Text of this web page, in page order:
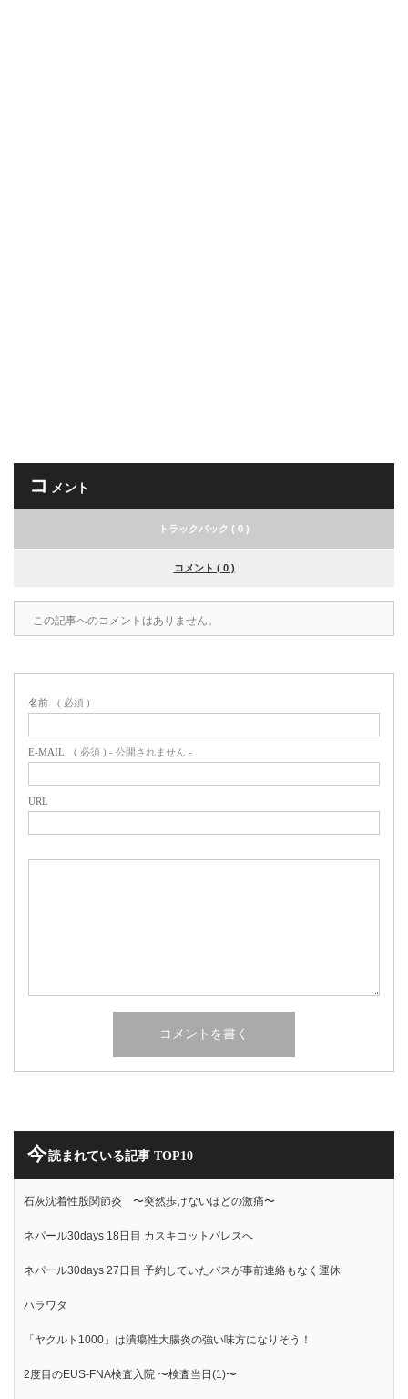
コ メント
トラックバック ( 0 )
コメント ( 0 )
この記事へのコメントはありません。
名前 ( 必須 )
E-MAIL ( 必須 ) - 公開されません -
URL
今読まれている記事 TOP10
石灰沈着性股関節炎 〜突然歩けないほどの激痛〜
ネパール30days 18日目 カスキコットパレスへ
ネパール30days 27日目 予約していたバスが事前連絡もなく運休
ハラワタ
「ヤクルト1000」は潰瘍性大腸炎の強い味方になりそう！
2度目のEUS-FNA検査入院 〜検査当日(1)〜